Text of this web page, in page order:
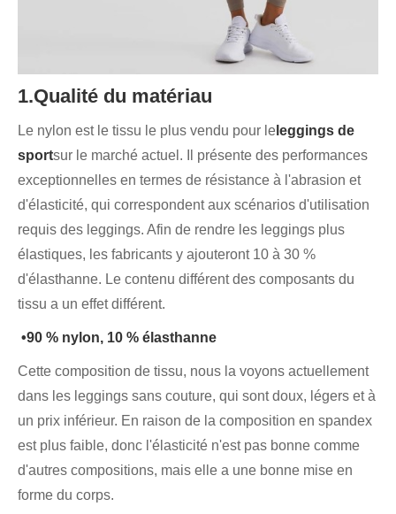
1.Qualité du matériau
Le nylon est le tissu le plus vendu pour le leggings de
sportsur le marché actuel. Il présente des performances
exceptionnelles en termes de résistance à l'abrasion et
d'élasticité, qui correspondent aux scénarios d'utilisation
requis des leggings. Afin de rendre les leggings plus
élastiques, les fabricants y ajouteront 10 à 30 %
d'élasthanne. Le contenu différent des composants du
tissu a un effet différent.
•90 % nylon, 10 % élasthanne
Cette composition de tissu, nous la voyons actuellement
dans les leggings sans couture, qui sont doux, légers et à
un prix inférieur. En raison de la composition en spandex
est plus faible, donc l'élasticité n'est pas bonne comme
d'autres compositions, mais elle a une bonne mise en
forme du corps.